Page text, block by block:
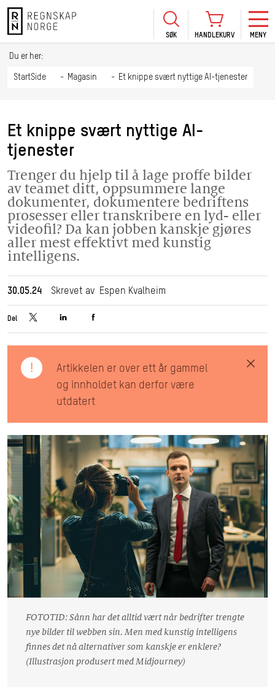
SØK HANDLEKURV MENY
2026
Du er her:
StartSide Magasin Et knippe svært nyttige AI-tjenester
Et knippe svært nyttige AI-
tjenester
Trenger du hjelp til å lage proffe bilder
av teamet ditt, oppsummere lange
dokumenter, dokumentere bedriftens
prosesser eller transkribere en lyd- eller
videofil? Da kan jobben kanskje gjøres
aller mest effektivt med kunstig
intelligens.
30.05.24 Skrevet av Espen Kvalheim
Del
!
Artikkelen er over ett år gammel
og innholdet kan derfor være
utdatert
FOTOTID: Sånn har det alltid vært når bedrifter trengte
nye bilder til webben sin. Men med kunstig intelligens
finnes det nå alternativer som kanskje er enklere?
(Illustrasjon produsert med Midjourney)